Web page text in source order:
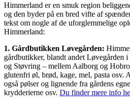
Himmerland er en smuk region
og den byder på en bred vifte af
tekst om nogle af de uforglemmelige
Himmerland:
1. Gårdbutikken Løvegården:
gårdbutikker, blandt andet Løvegården
og Støvring – mellem Aalborg og
glutenfri øl, brød, kage, mel, pasta osv.
også pølser og lignende fra gårdens
krydderierne osv. Du finder mere info